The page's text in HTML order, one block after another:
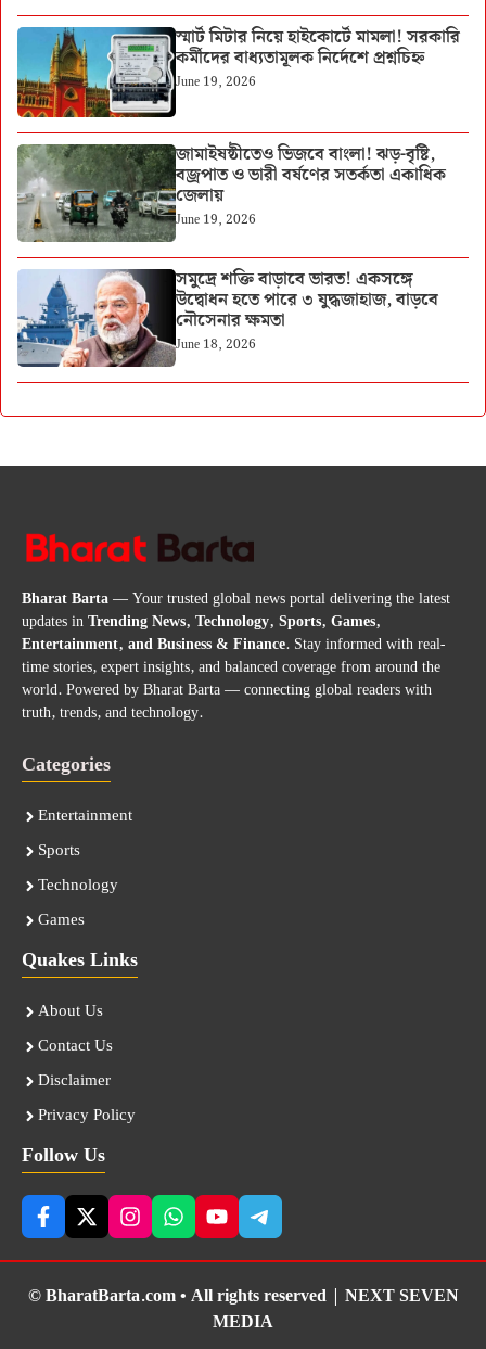
স্মার্ট মিটার নিয়ে হাইকোর্টে মামলা! সরকারি
কর্মীদের বাধ্যতামূলক নির্দেশে প্রশ্নচিহ্ন
June 19, 2026
জামাইষষ্ঠীতেও ভিজবে বাংলা! ঝড়-বৃষ্টি,
বজ্রপাত ও ভারী বর্ষণের সতর্কতা একাধিক
জেলায়
June 19, 2026
সমুদ্রে শক্তি বাড়াবে ভারত! একসঙ্গে
উদ্বোধন হতে পারে ৩ যুদ্ধজাহাজ, বাড়বে
নৌসেনার ক্ষমতা
June 18, 2026
Bharat Barta— Your trusted global news portal delivering the latest
updates inTrending News, Technology, Sports, Games,
Entertainment, and Business & Finance. Stay informed with real-
time stories, expert insights, and balanced coverage from around the
world. Powered by Bharat Barta — connecting global readers with
truth, trends, and technology.
Categories
Entertainment
Sports
Technology
Games
Quakes Links
About Us
Contact Us
Disclaimer
Privacy Policy
Follow Us
© BharatBarta.com • All rights reserved | NEXT SEVEN
MEDIA